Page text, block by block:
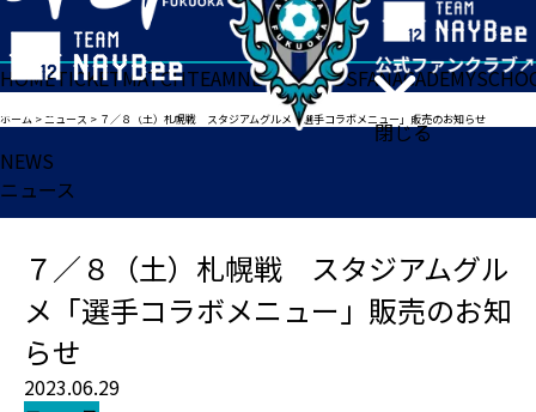
閉じる
HOMETICKETMATCHTEAMNEWSGOODSFANACADEMY
ホーム >ニュース > ７／８（土）札幌戦 スタジアムグルメ「選手コラボメニュー」販売のお知らせ
NEWS
ニュース
７／８（土）札幌戦 スタジアムグル
メ「選手コラボメニュー」販売のお知
らせ
2023.06.29